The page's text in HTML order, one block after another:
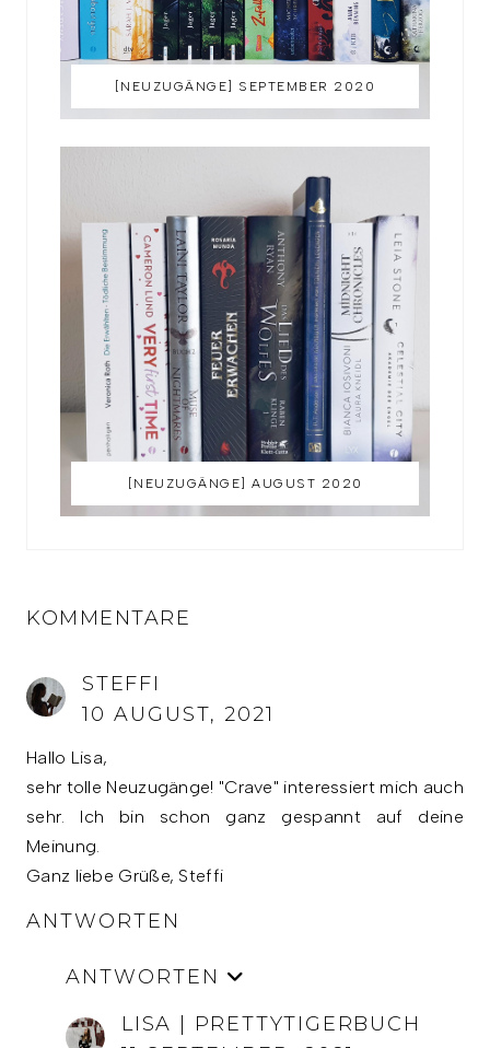
[NEUZUGÄNGE] SEPTEMBER 2020
[NEUZUGÄNGE] AUGUST 2020
KOMMENTARE
STEFFI
10 AUGUST, 2021
Hallo Lisa,
sehr tolle Neuzugänge! "Crave" interessiert mich auch
sehr. Ich bin schon ganz gespannt auf deine
Meinung.
Ganz liebe Grüße, Steffi
ANTWORTEN
ANTWORTEN
LISA | PRETTYTIGERBUCH